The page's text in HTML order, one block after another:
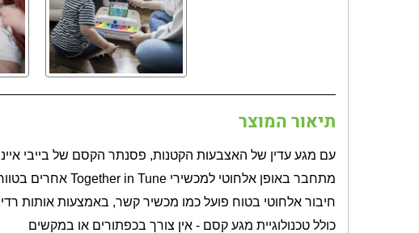
תיאור המוצר
עם מגע עדין של האצבעות הקטנות, פסנתר הקסם של בייבי
מתחבר באופן אלחוטי למכשירי Together in Tune אחרים
חיבור אלחוטי בטוח פועל כמו מכשיר קשר, באמצעות אותות
כולל טכנולוגיית מגע קסם - אין צורך בכפתורים או במקשים